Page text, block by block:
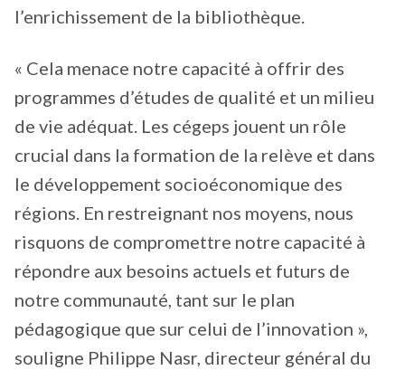
l’enrichissement de la bibliothèque.
« Cela menace notre capacité à offrir des
programmes d’études de qualité et un milieu
de vie adéquat. Les cégeps jouent un rôle
crucial dans la formation de la relève et dans
le développement socioéconomique des
régions. En restreignant nos moyens, nous
risquons de compromettre notre capacité à
répondre aux besoins actuels et futurs de
notre communauté, tant sur le plan
pédagogique que sur celui de l’innovation »,
souligne Philippe Nasr, directeur général du